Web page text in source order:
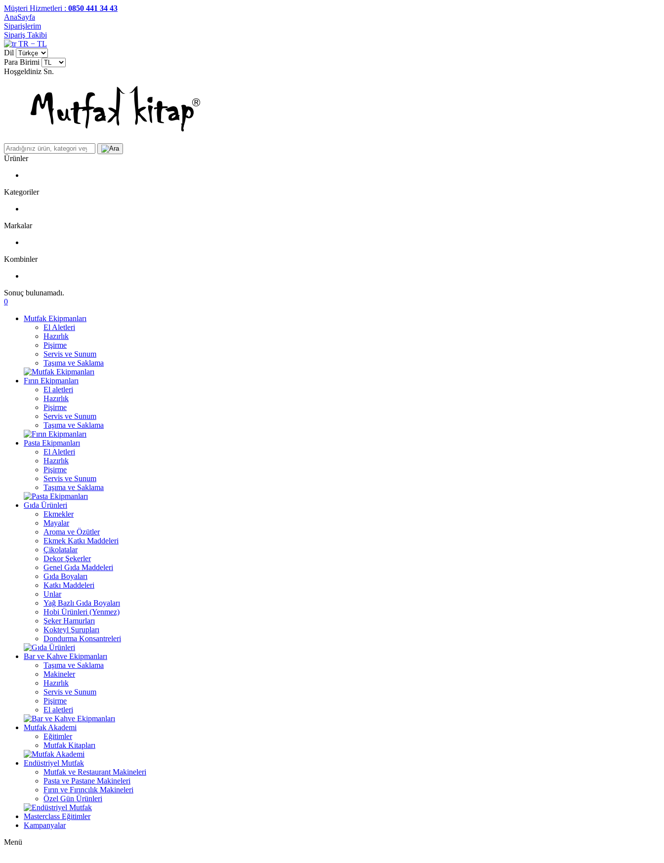
Müşteri Hizmetleri : 0850 441 34 43
AnaSayfa
Siparişlerim
Sipariş Takibi
TR − TL
Dil
Para Birimi
Hoşgeldiniz Sn.
Ürünler
Kategoriler
Markalar
Kombinler
Sonuç bulunamadı.
0
Mutfak Ekipmanları
El Aletleri
Hazırlık
Pişirme
Servis ve Sunum
Taşıma ve Saklama
Fırın Ekipmanları
El aletleri
Hazırlık
Pişirme
Servis ve Sunum
Taşıma ve Saklama
Pasta Ekipmanları
El Aletleri
Hazırlık
Pişirme
Servis ve Sunum
Taşıma ve Saklama
Gıda Ürünleri
Ekmekler
Mayalar
Aroma ve Özütler
Ekmek Katkı Maddeleri
Çikolatalar
Dekor Şekerler
Genel Gıda Maddeleri
Gıda Boyaları
Katkı Maddeleri
Unlar
Yağ Bazlı Gıda Boyaları
Hobi Ürünleri (Yenmez)
Şeker Hamurları
Kokteyl Şurupları
Dondurma Konsantreleri
Bar ve Kahve Ekipmanları
Taşıma ve Saklama
Makineler
Hazırlık
Servis ve Sunum
Pişirme
El aletleri
Mutfak Akademi
Eğitimler
Mutfak Kitapları
Endüstriyel Mutfak
Mutfak ve Restaurant Makineleri
Pasta ve Pastane Makineleri
Fırın ve Fırıncılık Makineleri
Özel Gün Ürünleri
Masterclass Eğitimler
Kampanyalar
Menü